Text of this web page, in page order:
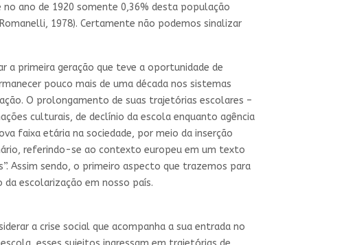
ano de 1920 somente 0,36% desta população
1978). Certamente não podemos sinalizar
a primeira geração que teve a oportunidade de
pouco mais de uma década nos sistemas
O prolongamento de suas trajetórias escolares –
culturais, de declínio da escola enquanto agência
faixa etária na sociedade, por meio da inserção
referindo-se ao contexto europeu em um texto
Assim sendo, o primeiro aspecto que trazemos para
escolarização em nosso país.
a crise social que acompanha a sua entrada no